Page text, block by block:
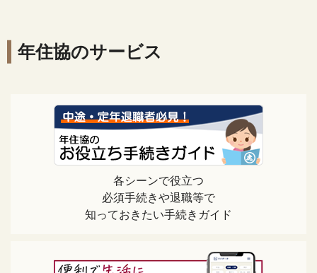
年住協のサービス
各シーンで役立つ
必須手続きや退職等で
知っておきたい手続きガイド